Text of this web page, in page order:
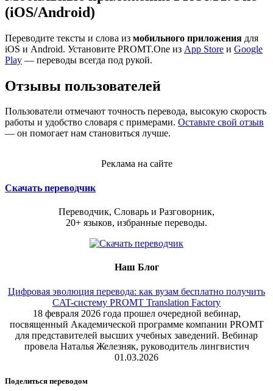
(iOS/Android)
Переводите тексты и слова из мобильного приложения для
iOS и Android. Установите PROMT.One из App Store и Google
Play — переводы всегда под рукой.
Отзывы пользователей
Пользователи отмечают точность перевода, высокую скорость
работы и удобство словаря с примерами. Оставьте свой отзыв
— он помогает нам становиться лучше.
Реклама на сайте
Скачать переводчик
Переводчик, Словарь и Разговорник,
20+ языков, избранные переводы.
Наш Блог
Цифровая эволюция перевода: как вузам бесплатно получить
CAT-систему PROMT Translation Factory
18 февраля 2026 года прошел очередной вебинар,
посвященный Академической программе компании PROMT
для представителей высших учебных заведений. Вебинар
провела Наталья Железняк, руководитель лингвистич
01.03.2026
Поделиться переводом